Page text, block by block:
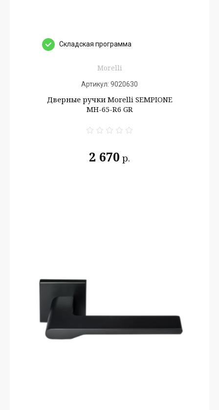
Cкладская программа
Morelli
Артикул: 9020630
Дверные ручки Morelli SEMPIONE
MH-65-R6 GR
2 670 р.